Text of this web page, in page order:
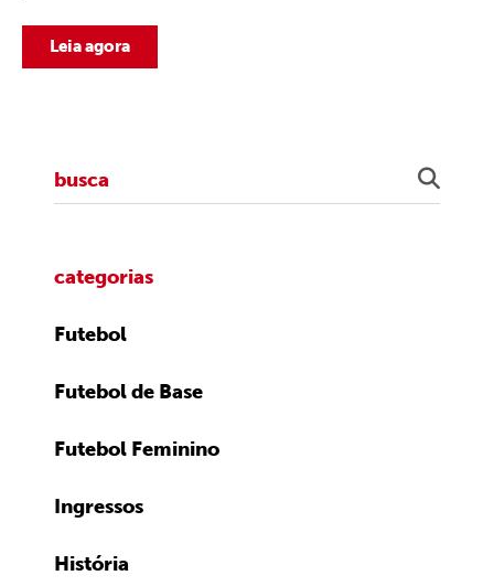
Leia agora
categorias
Futebol
Futebol de Base
Futebol Feminino
Ingressos
História